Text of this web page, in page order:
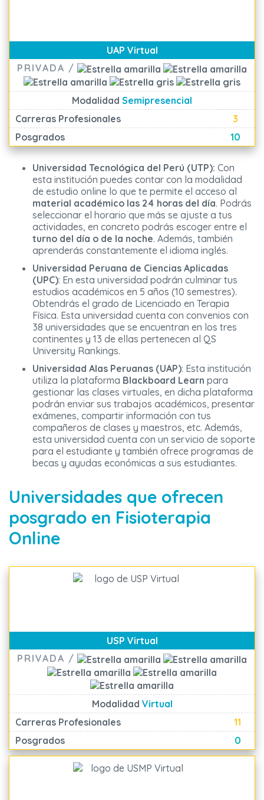
UAP Virtual
PRIVADA /
Modalidad Semipresencial
Carreras Profesionales
3
Posgrados
10
Universidad Tecnológica del Perú (UTP): Con
esta institución puedes contar con la modalidad
de estudio online lo que te permite el acceso al
material académico las 24 horas del día. Podrás
seleccionar el horario que más se ajuste a tus
actividades, en concreto podrás escoger entre el
turno del día o de la noche. Además, también
aprenderás constantemente el idioma inglés.
Universidad Peruana de Ciencias Aplicadas
(UPC): En esta universidad podrán culminar tus
estudios académicos en 5 años (10 semestres).
Obtendrás el grado de Licenciado en Terapia
Física. Esta universidad cuenta con convenios con
38 universidades que se encuentran en los tres
continentes y 13 de ellas pertenecen al QS
University Rankings.
Universidad Alas Peruanas (UAP): Esta institución
utiliza la plataforma Blackboard Learn para
gestionar las clases virtuales, en dicha plataforma
podrán enviar sus trabajos académicos, presentar
exámenes, compartir información con tus
compañeros de clases y maestros, etc. Además,
esta universidad cuenta con un servicio de soporte
para el estudiante y también ofrece programas de
becas y ayudas económicas a sus estudiantes.
Universidades que ofrecen
posgrado en Fisioterapia
Online
USP Virtual
PRIVADA /
Modalidad Virtual
Carreras Profesionales
11
Posgrados
0